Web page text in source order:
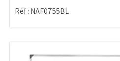
Réf : NAF0755BL